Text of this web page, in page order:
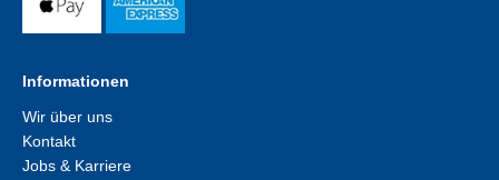
Informationen
Wir über uns
Kontakt
Jobs & Karriere